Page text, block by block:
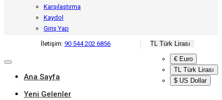
Karşılaştırma
Kaydol
Giriş Yap
€ Euro
TL Türk Lirası
$ US Dollar
İletişim: 90 544 202 6856
Ana Sayfa
Yeni Gelenler